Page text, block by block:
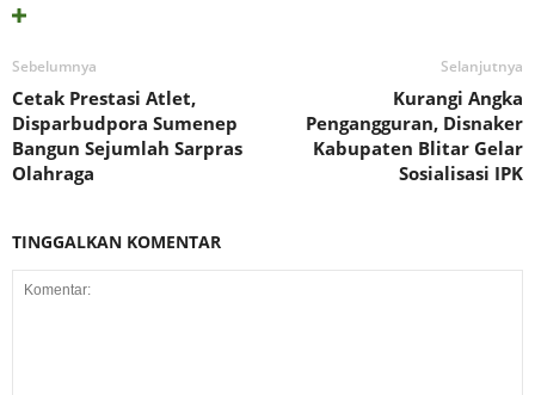
Sebelumnya
Cetak Prestasi Atlet,
Disparbudpora Sumenep
Bangun Sejumlah Sarpras
Olahraga
Selanjutnya
Kurangi Angka
Pengangguran, Disnaker
Kabupaten Blitar Gelar
Sosialisasi IPK
TINGGALKAN KOMENTAR